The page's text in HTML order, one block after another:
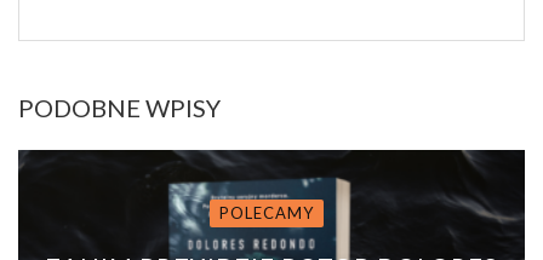
PODOBNE WPISY
POLECAMY